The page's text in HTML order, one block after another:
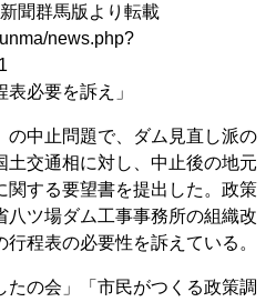
聞群馬版より転載
news.php?
必要を訴え」
中止問題で、ダム見直し派の
土交通相に対し、中止後の地元
関する要望書を提出した。政策
八ツ場ダム工事事務所の組織改
程表の必要性を訴えている。
の会」「市民がつくる政策調